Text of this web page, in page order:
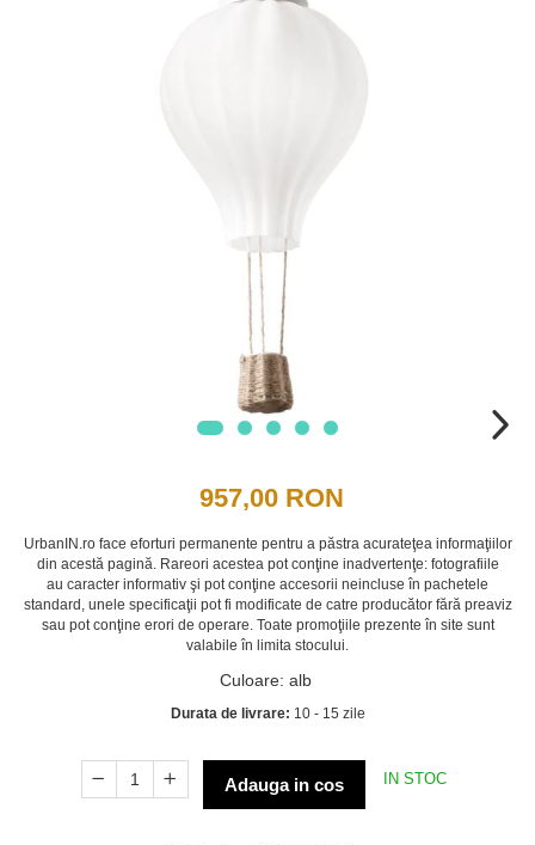
957,00 RON
UrbanIN.ro face eforturi permanente pentru a păstra acurateţea informaţiilor
din acestă pagină. Rareori acestea pot conţine inadvertenţe: fotografiile
au caracter informativ şi pot conţine accesorii neincluse în pachetele
standard, unele specificaţii pot fi modificate de catre producător fără preaviz
sau pot conţine erori de operare. Toate promoţiile prezente în site sunt
valabile în limita stocului.
Culoare: alb
Durata de livrare: 10 - 15 zile
Adauga in cos IN STOC